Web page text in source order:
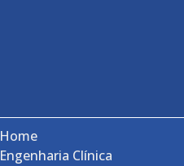
Home
Engenharia Clínica